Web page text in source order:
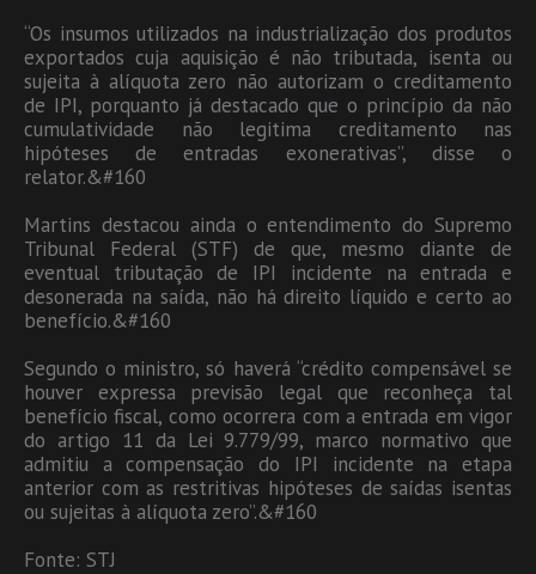
“Os insumos utilizados na industrialização dos produtos
exportados cuja aquisição é não tributada, isenta ou
sujeita à alíquota zero não autorizam o creditamento
de IPI, porquanto já destacado que o princípio da não
cumulatividade não legitima creditamento nas
hipóteses de entradas exonerativas”, disse o
relator.&#160
Martins destacou ainda o entendimento do Supremo
Tribunal Federal (STF) de que, mesmo diante de
eventual tributação de IPI incidente na entrada e
desonerada na saída, não há direito líquido e certo ao
benefício.&#160
Segundo o ministro, só haverá “crédito compensável se
houver expressa previsão legal que reconheça tal
benefício fiscal, como ocorrera com a entrada em vigor
do artigo 11 da Lei 9.779/99, marco normativo que
admitiu a compensação do IPI incidente na etapa
anterior com as restritivas hipóteses de saídas isentas
ou sujeitas à alíquota zero”.&#160
Fonte: STJ